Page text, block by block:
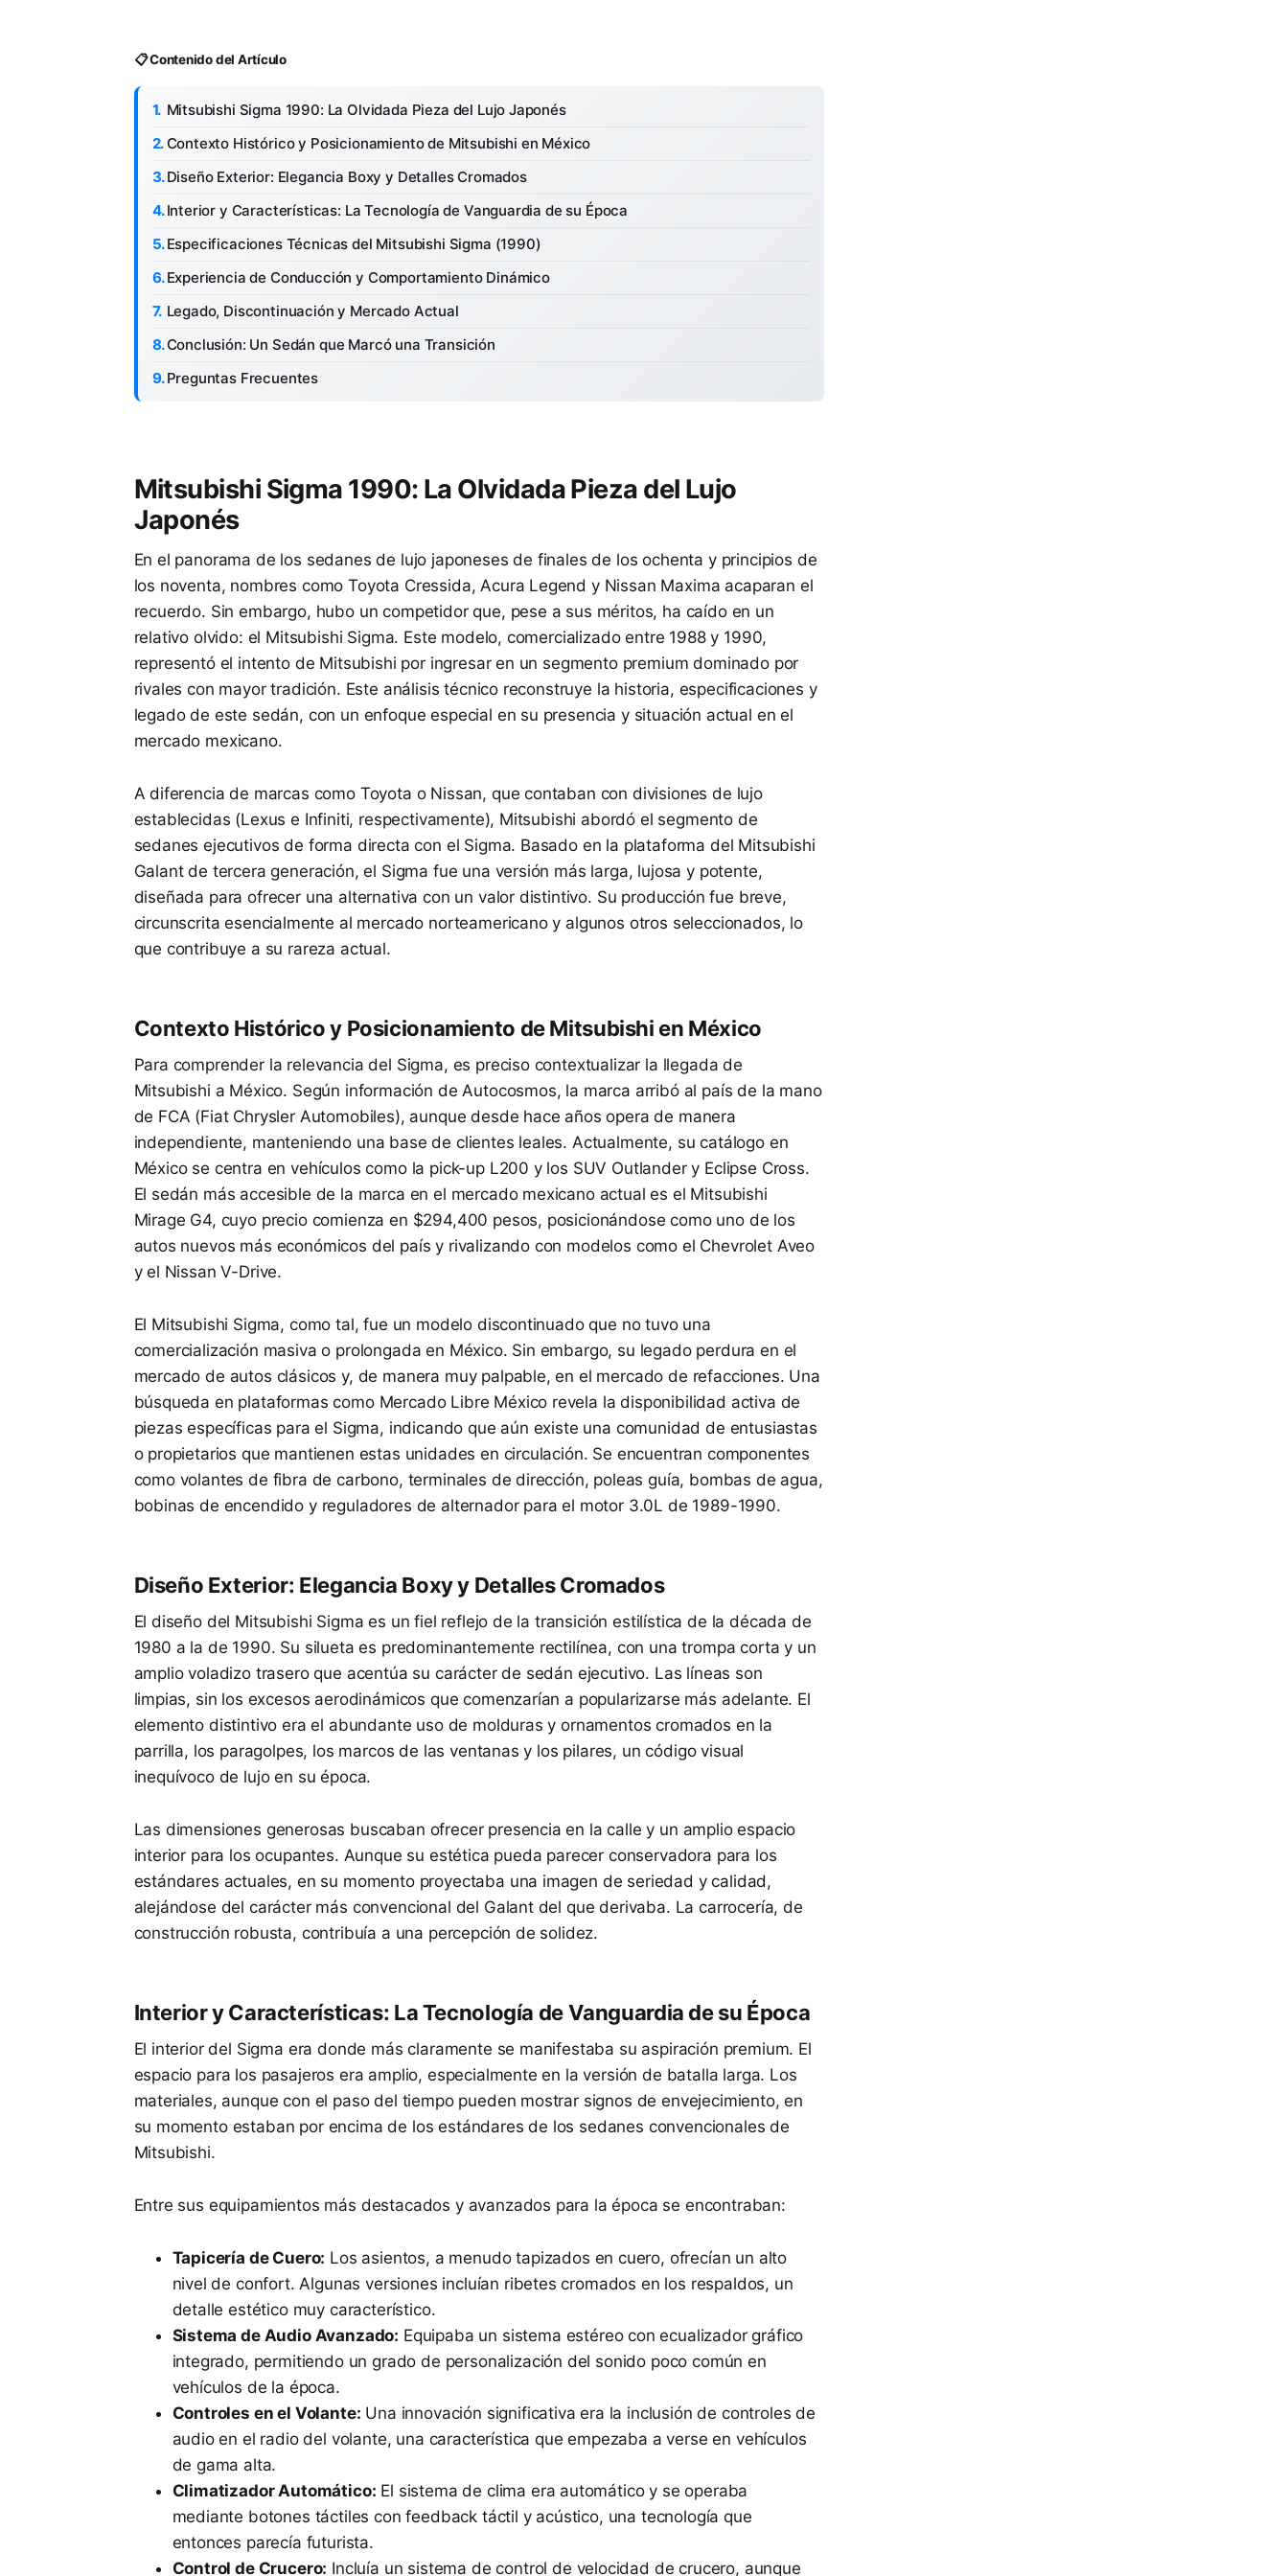
📋 Contenido del Artículo
Mitsubishi Sigma 1990: La Olvidada Pieza del Lujo Japonés
Contexto Histórico y Posicionamiento de Mitsubishi en México
Diseño Exterior: Elegancia Boxy y Detalles Cromados
Interior y Características: La Tecnología de Vanguardia de su Época
Especificaciones Técnicas del Mitsubishi Sigma (1990)
Experiencia de Conducción y Comportamiento Dinámico
Legado, Discontinuación y Mercado Actual
Conclusión: Un Sedán que Marcó una Transición
Preguntas Frecuentes
Mitsubishi Sigma 1990: La Olvidada Pieza del Lujo
Japonés
En el panorama de los sedanes de lujo japoneses de finales de los ochenta y principios de
los noventa, nombres como Toyota Cressida, Acura Legend y Nissan Maxima acaparan el
recuerdo. Sin embargo, hubo un competidor que, pese a sus méritos, ha caído en un
relativo olvido: el Mitsubishi Sigma. Este modelo, comercializado entre 1988 y 1990,
representó el intento de Mitsubishi por ingresar en un segmento premium dominado por
rivales con mayor tradición. Este análisis técnico reconstruye la historia, especificaciones y
legado de este sedán, con un enfoque especial en su presencia y situación actual en el
mercado mexicano.
A diferencia de marcas como Toyota o Nissan, que contaban con divisiones de lujo
establecidas (Lexus e Infiniti, respectivamente), Mitsubishi abordó el segmento de
sedanes ejecutivos de forma directa con el Sigma. Basado en la plataforma del Mitsubishi
Galant de tercera generación, el Sigma fue una versión más larga, lujosa y potente,
diseñada para ofrecer una alternativa con un valor distintivo. Su producción fue breve,
circunscrita esencialmente al mercado norteamericano y algunos otros seleccionados, lo
que contribuye a su rareza actual.
Contexto Histórico y Posicionamiento de Mitsubishi en México
Para comprender la relevancia del Sigma, es preciso contextualizar la llegada de
Mitsubishi a México. Según información de Autocosmos, la marca arribó al país de la mano
de FCA (Fiat Chrysler Automobiles), aunque desde hace años opera de manera
independiente, manteniendo una base de clientes leales. Actualmente, su catálogo en
México se centra en vehículos como la pick-up L200 y los SUV Outlander y Eclipse Cross.
El sedán más accesible de la marca en el mercado mexicano actual es el Mitsubishi
Mirage G4, cuyo precio comienza en $294,400 pesos, posicionándose como uno de los
autos nuevos más económicos del país y rivalizando con modelos como el Chevrolet Aveo
y el Nissan V-Drive.
El Mitsubishi Sigma, como tal, fue un modelo discontinuado que no tuvo una
comercialización masiva o prolongada en México. Sin embargo, su legado perdura en el
mercado de autos clásicos y, de manera muy palpable, en el mercado de refacciones. Una
búsqueda en plataformas como Mercado Libre México revela la disponibilidad activa de
piezas específicas para el Sigma, indicando que aún existe una comunidad de entusiastas
o propietarios que mantienen estas unidades en circulación. Se encuentran componentes
como volantes de fibra de carbono, terminales de dirección, poleas guía, bombas de agua,
bobinas de encendido y reguladores de alternador para el motor 3.0L de 1989-1990.
Diseño Exterior: Elegancia Boxy y Detalles Cromados
El diseño del Mitsubishi Sigma es un fiel reflejo de la transición estilística de la década de
1980 a la de 1990. Su silueta es predominantemente rectilínea, con una trompa corta y un
amplio voladizo trasero que acentúa su carácter de sedán ejecutivo. Las líneas son
limpias, sin los excesos aerodinámicos que comenzarían a popularizarse más adelante. El
elemento distintivo era el abundante uso de molduras y ornamentos cromados en la
parrilla, los paragolpes, los marcos de las ventanas y los pilares, un código visual
inequívoco de lujo en su época.
Las dimensiones generosas buscaban ofrecer presencia en la calle y un amplio espacio
interior para los ocupantes. Aunque su estética pueda parecer conservadora para los
estándares actuales, en su momento proyectaba una imagen de seriedad y calidad,
alejándose del carácter más convencional del Galant del que derivaba. La carrocería, de
construcción robusta, contribuía a una percepción de solidez.
Interior y Características: La Tecnología de Vanguardia de su Época
El interior del Sigma era donde más claramente se manifestaba su aspiración premium. El
espacio para los pasajeros era amplio, especialmente en la versión de batalla larga. Los
materiales, aunque con el paso del tiempo pueden mostrar signos de envejecimiento, en
su momento estaban por encima de los estándares de los sedanes convencionales de
Mitsubishi.
Entre sus equipamientos más destacados y avanzados para la época se encontraban:
Tapicería de Cuero: Los asientos, a menudo tapizados en cuero, ofrecían un alto
nivel de confort. Algunas versiones incluían ribetes cromados en los respaldos, un
detalle estético muy característico.
Sistema de Audio Avanzado: Equipaba un sistema estéreo con ecualizador gráfico
integrado, permitiendo un grado de personalización del sonido poco común en
vehículos de la época.
Controles en el Volante: Una innovación significativa era la inclusión de controles de
audio en el radio del volante, una característica que empezaba a verse en vehículos
de gama alta.
Climatizador Automático: El sistema de clima era automático y se operaba
mediante botones táctiles con feedback táctil y acústico, una tecnología que
entonces parecía futurista.
Control de Crucero: Incluía un sistema de control de velocidad de crucero, aunque